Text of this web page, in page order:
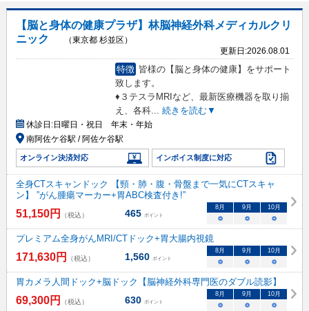
【脳と身体の健康プラザ】林脳神経外科メディカルクリ
ニック
（東京都 杉並区）
更新日:2026.08.01
特徴 皆様の【脳と身体の健康】をサポート
致します。
♦︎３テスラMRIなど、最新医療機器を取り揃
え、各科... 続きを読む▼
休診日:日曜日・祝日 年末・年始
南阿佐ケ谷駅 / 阿佐ケ谷駅
オンライン決済対応 インボイス制度に対応
全身CTスキャンドック 【頸・肺・腹・骨盤まで一気にCTスキャ
ン】 ”がん腫瘍マーカー+胃ABC検査付き!”
51,150円 （税込） 465 ポイント
8月 9月 10月
○ ○ ○
プレミアム全身がんMRI/CTドック+胃大腸内視鏡
171,630円 （税込） 1,560 ポイント
8月 9月 10月
○ ○ ○
胃カメラ人間ドック+脳ドック【脳神経外科専門医のダブル読影】
69,300円 （税込） 630 ポイント
8月 9月 10月
○ ○ ○